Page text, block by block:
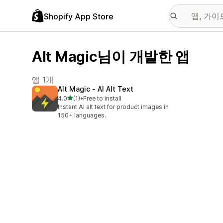
Shopify App Store
Alt Magic님이 개발한 앱
앱 1개
Alt Magic ‑ AI Alt Text
4.0별 5개 중
(1)
총 리뷰 1개
•Free to install
Instant AI alt text for product images in
150+ languages.